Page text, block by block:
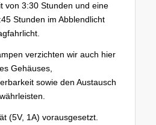
von 3:30 Stunden und eine
Stunden im Abblendlicht
verzichten wir auch hier
Gehäuses,
sowie den Austausch
(5V, 1A) vorausgesetzt.